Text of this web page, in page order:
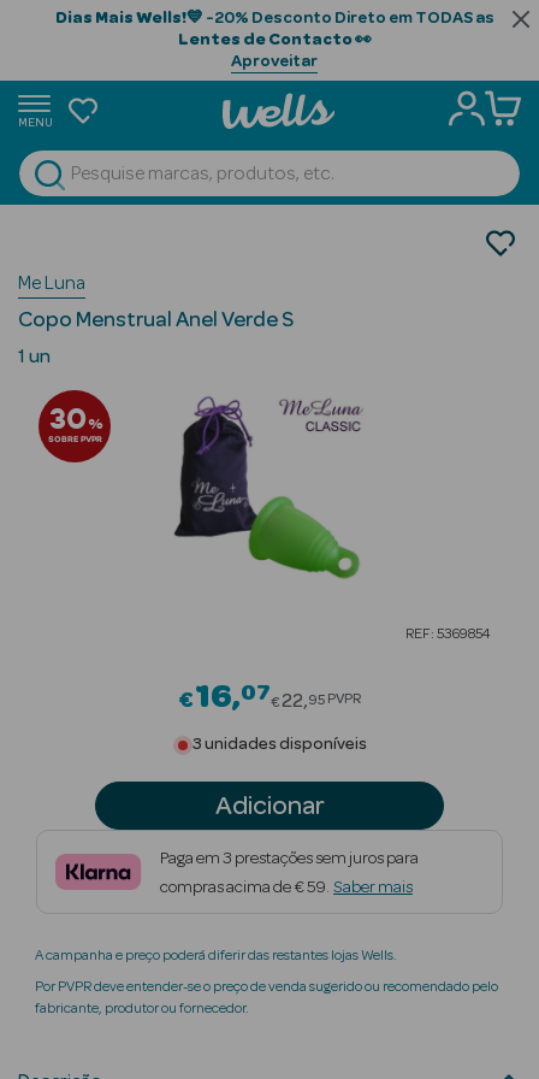
Dias Mais Wells!💙 -20% Desconto Direto em TODAS as
Lentes de Contacto👀
Aproveitar
MENU
Ver Tudo
Beauty Season
Cabelo
Profissional
Beauty Season
Cosmética
Beauty Season
Beauty Season
Beauty Season
Maquilhagem
Beauty Season
Perfumes
Copos Menstruais
Me Luna
Copo Menstrual Anel Verde S
1 un
30%
SOBRE PVPR
REF: 5369854
€16 07Price reduced from
€22 95 PVPR
3 unidades disponíveis
Adicionar
Paga em 3 prestações sem juros para
compras acima de € 59. Saber mais
A campanha e preço poderá diferir das restantes lojas Wells.
Por PVPR deve entender-se o preço de venda sugerido ou recomendado pelo
fabricante, produtor ou fornecedor.